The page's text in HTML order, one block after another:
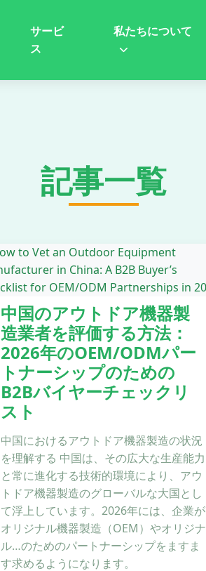
サービ
ス
私たちについて
記事一覧
中国のアウトドア機器製
造業者を評価する方法：
2026年のOEM/ODMパー
トナーシップのための
B2Bバイヤーチェックリ
スト
中国におけるアウトドア機器製造の状況
を理解する 中国は、その広大な生産能力
と常に進化する技術的環境により、アウ
トドア機器製造のグローバルな大国とし
て浮上しています。2026年には、企業が
オリジナル機器製造（OEM）やオリジナ
ル…のためのパートナーシップをますま
す求めるようになります。